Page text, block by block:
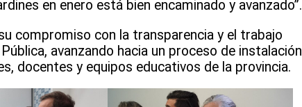
en enero está bien encaminado y avanzado”.
compromiso con la transparencia y el trabajo
avanzando hacia un proceso de instalación
docentes y equipos educativos de la provincia.